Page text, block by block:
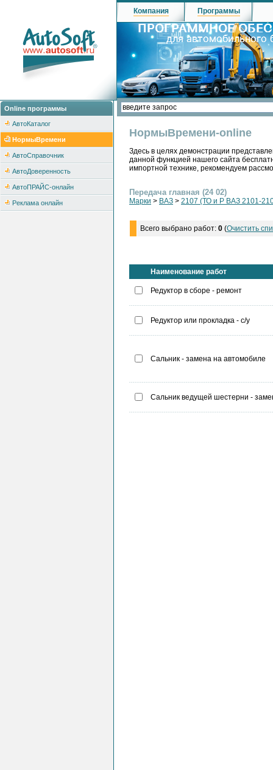
Online программы
АвтоКаталог
НормыВремени
АвтоСправочник
АвтоДоверенность
АвтоПРАЙС-онлайн
Реклама онлайн
Компания Программы
НормыВремени-online
Здесь в целях демонстрации
данной функцией нашего сайта
импортной технике, рекомендуем
Передача главная (24 02)
Марки > ВАЗ > 2107 (ТО и Р ВАЗ 2101-
Всего выбрано работ: 0 (Очистить
Наименование работ
Редуктор в сборе - ремонт
Редуктор или прокладка - с/у
Сальник - замена на автомобиле
Сальник ведущей шестерни -